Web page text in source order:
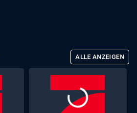
ALLE ANZEIGEN